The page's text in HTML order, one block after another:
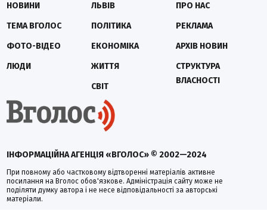
ІНФОРМАЦІЙНА АГЕНЦІЯ «ВГОЛОС» © 2002—2024
При повному або частковому відтворенні матеріалів активне
посилання на Вголос обов'язкове. Адміністрація сайту може не
поділяти думку автора і не несе відповідальності за авторські
матеріали.
НОВИНИ
ТЕМА ВГОЛОС
ФОТО-ВІДЕО
ЛЮДИ
ЛЬВІВ
ПОЛІТИКА
ЕКОНОМІКА
ЖИТТЯ
СВІТ
ПРО НАС
РЕКЛАМА
АРХІВ НОВИН
СТРУКТУРА
ВЛАСНОСТІ